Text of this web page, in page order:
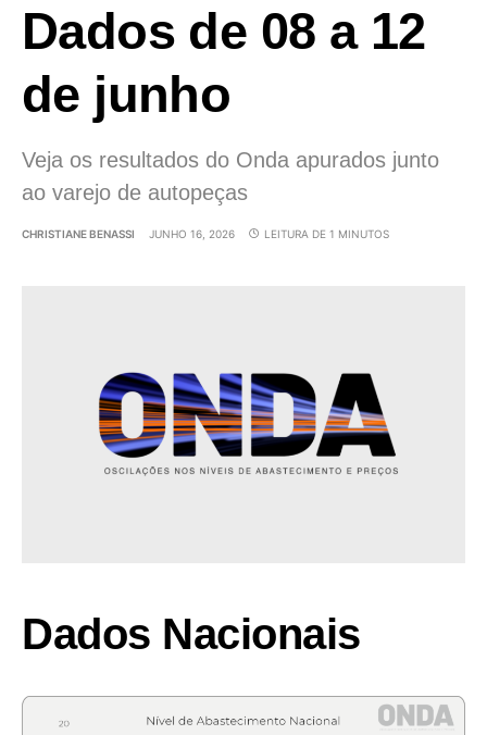
Dados de 08 a 12
de junho
Veja os resultados do Onda apurados junto
ao varejo de autopeças
CHRISTIANE BENASSI JUNHO 16, 2026 LEITURA DE 1 MINUTOS
Dados Nacionais